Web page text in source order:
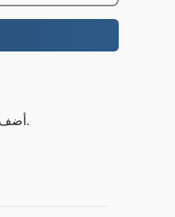
الخطوة 1: قم بتحميل ملفك WebM أضف الملفات باستخدام الزر أعلاه أو عن طريق السحب والإفلات.